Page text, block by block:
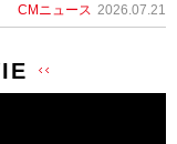
CMニュース 2026.07.21